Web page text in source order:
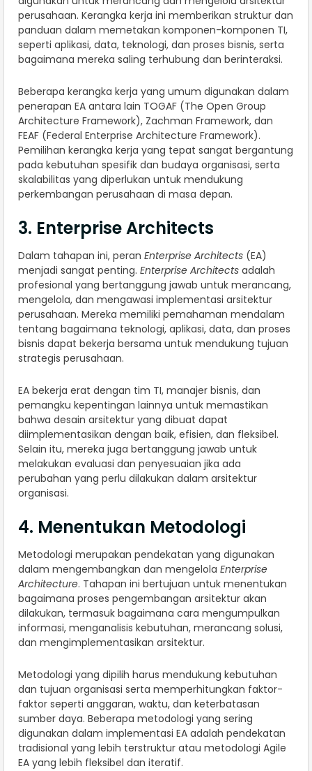
perusahaan. Kerangka kerja ini memberikan struktur dan
panduan dalam memetakan komponen-komponen TI,
seperti aplikasi, data, teknologi, dan proses bisnis, serta
bagaimana mereka saling terhubung dan berinteraksi.
Beberapa kerangka kerja yang umum digunakan dalam
penerapan EA antara lain TOGAF (The Open Group
Architecture Framework), Zachman Framework, dan
FEAF (Federal Enterprise Architecture Framework).
Pemilihan kerangka kerja yang tepat sangat bergantung
pada kebutuhan spesifik dan budaya organisasi, serta
skalabilitas yang diperlukan untuk mendukung
perkembangan perusahaan di masa depan.
3. Enterprise Architects
Dalam tahapan ini, peran Enterprise Architects (EA)
menjadi sangat penting. Enterprise Architects adalah
profesional yang bertanggung jawab untuk merancang,
mengelola, dan mengawasi implementasi arsitektur
perusahaan. Mereka memiliki pemahaman mendalam
tentang bagaimana teknologi, aplikasi, data, dan proses
bisnis dapat bekerja bersama untuk mendukung tujuan
strategis perusahaan.
EA bekerja erat dengan tim TI, manajer bisnis, dan
pemangku kepentingan lainnya untuk memastikan
bahwa desain arsitektur yang dibuat dapat
diimplementasikan dengan baik, efisien, dan fleksibel.
Selain itu, mereka juga bertanggung jawab untuk
melakukan evaluasi dan penyesuaian jika ada
perubahan yang perlu dilakukan dalam arsitektur
organisasi.
4. Menentukan Metodologi
Metodologi merupakan pendekatan yang digunakan
dalam mengembangkan dan mengelola Enterprise
Architecture. Tahapan ini bertujuan untuk menentukan
bagaimana proses pengembangan arsitektur akan
dilakukan, termasuk bagaimana cara mengumpulkan
informasi, menganalisis kebutuhan, merancang solusi,
dan mengimplementasikan arsitektur.
Metodologi yang dipilih harus mendukung kebutuhan
dan tujuan organisasi serta memperhitungkan faktor-
faktor seperti anggaran, waktu, dan keterbatasan
sumber daya. Beberapa metodologi yang sering
digunakan dalam implementasi EA adalah pendekatan
tradisional yang lebih terstruktur atau metodologi Agile
EA yang lebih fleksibel dan iteratif.